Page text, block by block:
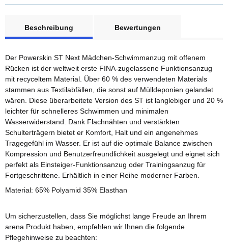
Beschreibung
Bewertungen
Der Powerskin ST Next Mädchen-Schwimmanzug mit offenem
Rücken ist der weltweit erste FINA-zugelassene Funktionsanzug
mit recyceltem Material. Über 60 % des verwendeten Materials
stammen aus Textilabfällen, die sonst auf Mülldeponien gelandet
wären. Diese überarbeitete Version des ST ist langlebiger und 20 %
leichter für schnelleres Schwimmen und minimalen
Wasserwiderstand. Dank Flachnähten und verstärkten
Schulterträgern bietet er Komfort, Halt und ein angenehmes
Tragegefühl im Wasser. Er ist auf die optimale Balance zwischen
Kompression und Benutzerfreundlichkeit ausgelegt und eignet sich
perfekt als Einsteiger-Funktionsanzug oder Trainingsanzug für
Fortgeschrittene. Erhältlich in einer Reihe moderner Farben.
Material: 65% Polyamid 35% Elasthan
Um sicherzustellen, dass Sie möglichst lange Freude an Ihrem
arena Produkt haben, empfehlen wir Ihnen die folgende
Pflegehinweise zu beachten: